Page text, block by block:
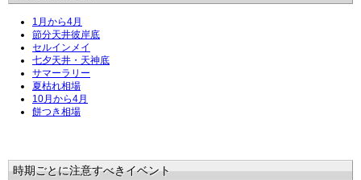
1月から4月
節分天井彼岸底
セルインメイ
七夕天井・天神底
サマーラリー
夏枯れ相場
10月から4月
餅つき相場
時期ごとに注意すべきイベント